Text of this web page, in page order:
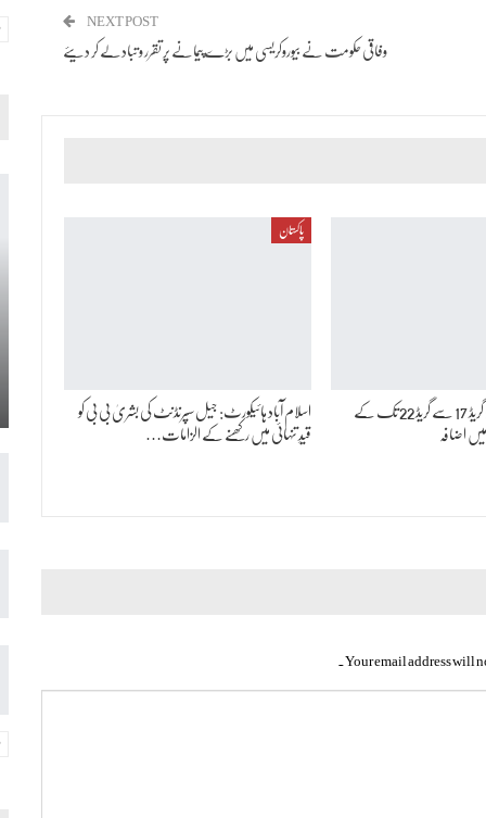
NEXT POST
وفاقی حکومت نے بیوروکریسی میں بڑے پیمانے پر تقرر و تبادلے کر دیئے
اسلام آباد ہائیکورٹ: گریڈ 17 سے گریڈ 22 تک کے
اضافہ
پاکستان
اسلام آباد ہائیکورٹ: جیل سپرنڈنٹ کی بشریٰ بی بی کو
قیدِ تنہائی میں رکھنے کے الزامات…
Your email address will